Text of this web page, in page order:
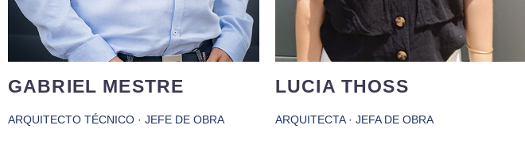
GABRIEL MESTRE
ARQUITECTO TÉCNICO · JEFE DE OBRA
LUCIA THOSS
ARQUITECTA · JEFA DE OBRA